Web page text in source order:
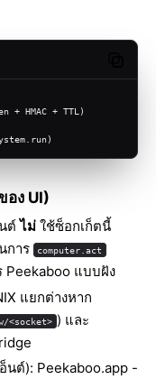
+ token + HMAC + TTL)
+ system.run)
ง UI)
นต์ไม่ ใช้ซ็อกเก็ตนี้
การ
computer.act
Peekaboo แบบฝัง
แยกต่างหาก
<socket> ) และ
นต์): Peekaboo.app -